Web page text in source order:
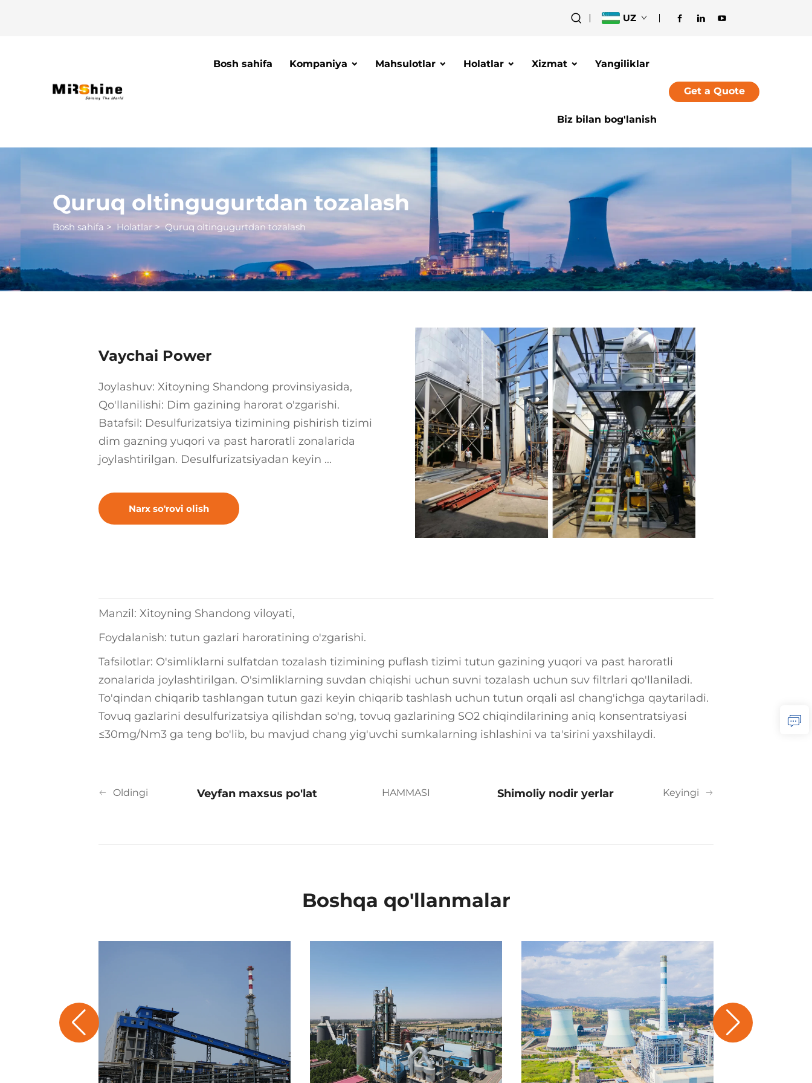
UZ
Bosh sahifa Kompaniya Mahsulotlar Holatlar Xizmat Yangiliklar
Biz bilan bog'lanish
Get a Quote
Quruq oltingugurtdan tozalash
Bosh sahifa >Holatlar>Quruq oltingugurtdan tozalash
Vaychai Power
Joylashuv: Xitoyning Shandong provinsiyasida,
Qo'llanilishi: Dim gazining harorat o'zgarishi.
Batafsil: Desulfurizatsiya tizimining pishirish tizimi
dim gazning yuqori va past haroratli zonalarida
joylashtirilgan. Desulfurizatsiyadan keyin ...
Narx so'rovi olish
Manzil: Xitoyning Shandong viloyati,
Foydalanish: tutun gazlari haroratining o'zgarishi.
Tafsilotlar: O'simliklarni sulfatdan tozalash tizimining puflash tizimi tutun gazining yuqori va past haroratli
zonalarida joylashtirilgan. O'simliklarning suvdan chiqishi uchun suvni tozalash uchun suv filtrlari qo'llaniladi.
To'qindan chiqarib tashlangan tutun gazi keyin chiqarib tashlash uchun tutun orqali asl chang'ichga qaytariladi.
Tovuq gazlarini desulfurizatsiya qilishdan so'ng, tovuq gazlarining SO2 chiqindilarining aniq konsentratsiyasi
≤30mg/Nm3 ga teng bo'lib, bu mavjud chang yig'uvchi sumkalarning ishlashini va ta'sirini yaxshilaydi.
Oldingi Veyfan maxsus po'lat HAMMASI Keyingi
Shimoliy nodir yerlar
Boshqa qo'llanmalar